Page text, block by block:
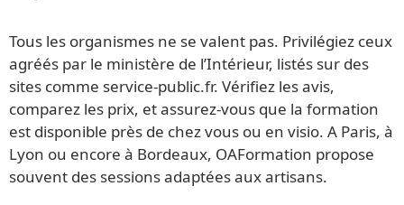
Tous les organismes ne se valent pas. Privilégiez ceux
agréés par le ministère de l’Intérieur, listés sur des
sites comme service-public.fr. Vérifiez les avis,
comparez les prix, et assurez-vous que la formation
est disponible près de chez vous ou en visio. A Paris, à
Lyon ou encore à Bordeaux, OAFormation propose
souvent des sessions adaptées aux artisans.